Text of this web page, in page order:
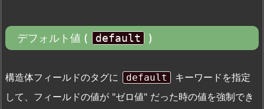
デフォルト値 ( default )
構造体フィールドのタグに default
キーワードを指定
して、フィールドの値が "ゼロ値" だった時の値を強制でき